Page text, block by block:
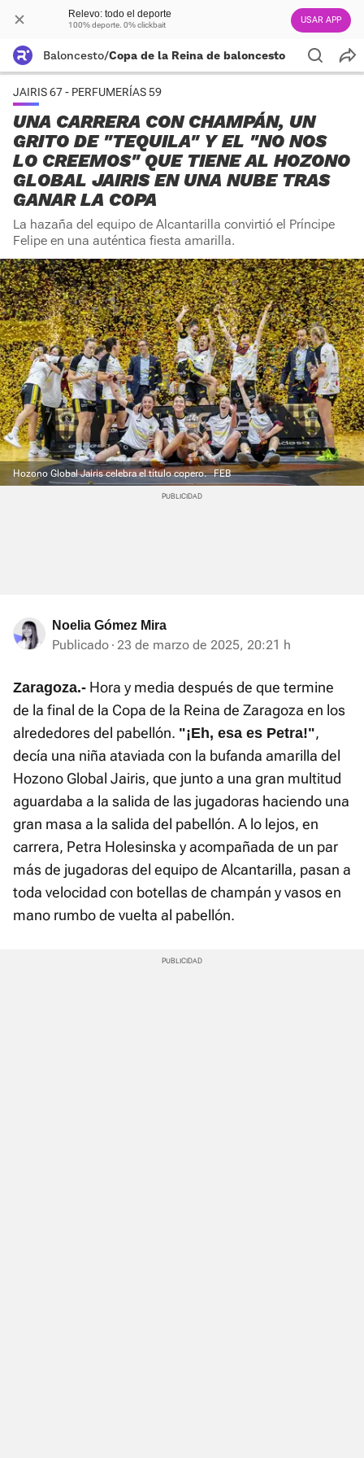
Relevo: todo el deporte
100% deporte. 0% clickbait USAR APP
Baloncesto/Copa de la Reina de baloncesto
JAIRIS 67 - PERFUMERÍAS 59
UNA CARRERA CON CHAMPÁN, UN
GRITO DE "TEQUILA" Y EL "NO NOS
LO CREEMOS" QUE TIENE AL HOZONO
GLOBAL JAIRIS EN UNA NUBE TRAS
GANAR LA COPA
La hazaña del equipo de Alcantarilla convirtió el Príncipe
Felipe en una auténtica fiesta amarilla.
Hozono Global Jairis celebra el título copero. FEB
Noelia Gómez Mira
Publicado 23 de marzo de 2025, 20:21 h
Zaragoza.- Hora y media después de que termine
de la final de la Copa de la Reina de Zaragoza en los
alrededores del pabellón. "¡Eh, esa es Petra!",
decía una niña ataviada con la bufanda amarilla del
Hozono Global Jairis, que junto a una gran multitud
aguardaba a la salida de las jugadoras haciendo una
gran masa a la salida del pabellón. A lo lejos, en
carrera, Petra Holesinska y acompañada de un par
más de jugadoras del equipo de Alcantarilla, pasan a
toda velocidad con botellas de champán y vasos en
mano rumbo de vuelta al pabellón.